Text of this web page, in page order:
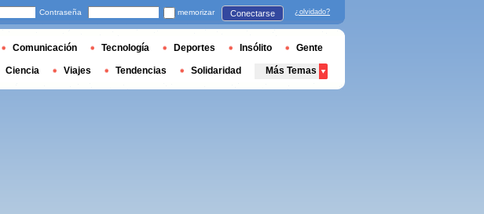
Contraseña memorizar Conectarse ¿olvidado?
Comunicación Tecnología Deportes Insólito Gente
Ciencia Viajes Tendencias Solidaridad Más Temas